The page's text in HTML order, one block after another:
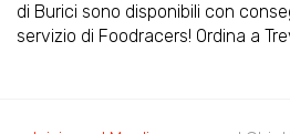
di Burici sono disponibili con
servizio di Foodracers! Ordina a